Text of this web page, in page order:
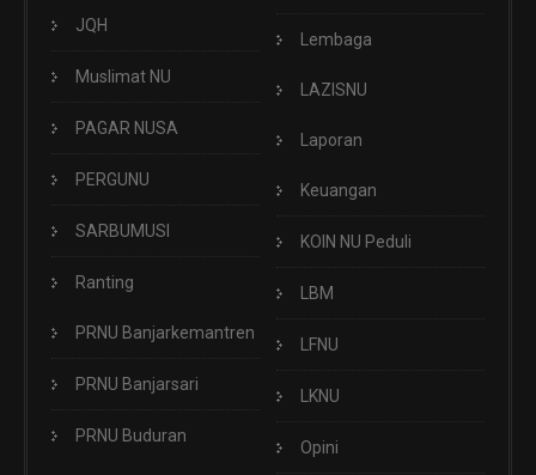
JQH
Muslimat NU
PAGAR NUSA
PERGUNU
SARBUMUSI
Ranting
PRNU Banjarkemantren
PRNU Banjarsari
PRNU Buduran
Lembaga
LAZISNU
Laporan
Keuangan
KOIN NU Peduli
LBM
LFNU
LKNU
Opini